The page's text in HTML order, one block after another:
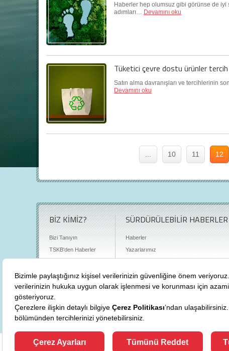
Haberler hep olumsuz gibi görünse de iyi
adımları… Devamını oku
Tüketici çevre dostu ürünler
Satın alma davranışları ve tercihlerinin
Devamını oku
10 11 12
BİZ KİMİZ?
Bizi Tanıyın
TSKB'den Haberler
Basın Odası
Bize Ulaşın
Politikalarımız
SÜRDÜRÜLEBİLİR HABERLER
Haberler
Yazarlarımız
Sürdürülebilirlik Kütüphanesi
Karbon Sayacı